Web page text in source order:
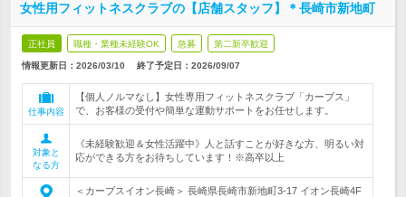
女性用フィットネスクラブの【店舗スタッフ】＊長崎市新地町
正社員 職種・業種未経験OK 急募 第二新卒歓迎
情報更新日：2026/03/10 終了予定日： 2026/09/07
仕事内容
【個人ノルマなし】女性専用フィットネスクラブ「カーブス」
で、お客様の受付や簡単な運動サポートをお任せします。
対象と
なる方
《未経験歓迎＆女性活躍中》人と話すことが好きな方、明るい対
応ができる方をお待ちしています！※高卒以上
＜カーブスイオン長崎＞ 長崎県長崎市新地町3-17 イオン長崎4F